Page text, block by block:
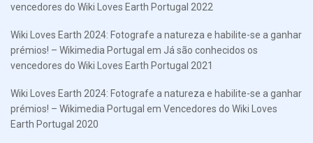
vencedores do Wiki Loves Earth Portugal 2022
Wiki Loves Earth 2024: Fotografe a natureza e habilite-se a ganhar
prémios! – Wikimedia Portugal em Já são conhecidos os
vencedores do Wiki Loves Earth Portugal 2021
Wiki Loves Earth 2024: Fotografe a natureza e habilite-se a ganhar
prémios! – Wikimedia Portugal em Vencedores do Wiki Loves
Earth Portugal 2020